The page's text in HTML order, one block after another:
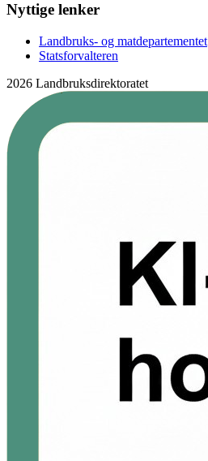
Nyttige lenker
Landbruks- og matdepartementet
Statsforvalteren
2026 Landbruksdirektoratet